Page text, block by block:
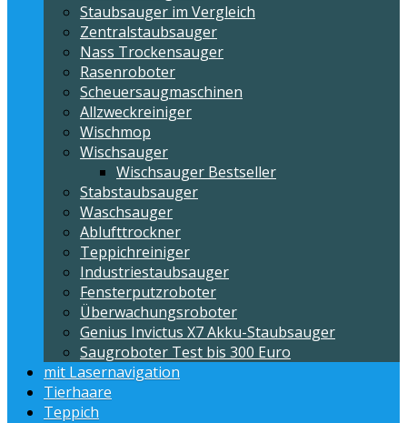
Staubsauger im Vergleich
Zentralstaubsauger
Nass Trockensauger
Rasenroboter
Scheuersaugmaschinen
Allzweckreiniger
Wischmop
Wischsauger
Wischsauger Bestseller
Stabstaubsauger
Waschsauger
Ablufttrockner
Teppichreiniger
Industriestaubsauger
Fensterputzroboter
Überwachungsroboter
Genius Invictus X7 Akku-Staubsauger
Saugroboter Test bis 300 Euro
mit Lasernavigation
Tierhaare
Teppich